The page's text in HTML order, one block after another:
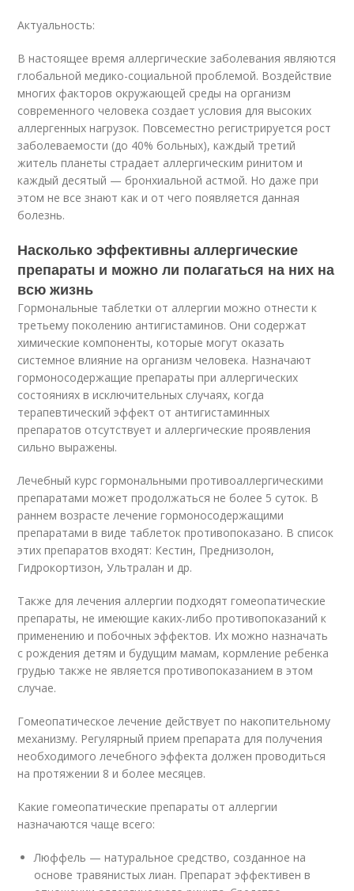
Актуальность:
В настоящее время аллергические заболевания являются
глобальной медико-социальной проблемой. Воздействие
многих факторов окружающей среды на организм
современного человека создает условия для высоких
аллергенных нагрузок. Повсеместно регистрируется рост
заболеваемости (до 40% больных), каждый третий
житель планеты страдает аллергическим ринитом и
каждый десятый — бронхиальной астмой. Но даже при
этом не все знают как и от чего появляется данная
болезнь.
Насколько эффективны аллергические
препараты и можно ли полагаться на них на
всю жизнь
Гормональные таблетки от аллергии можно отнести к
третьему поколению антигистаминов. Они содержат
химические компоненты, которые могут оказать
системное влияние на организм человека. Назначают
гормоносодержащие препараты при аллергических
состояниях в исключительных случаях, когда
терапевтический эффект от антигистаминных
препаратов отсутствует и аллергические проявления
сильно выражены.
Лечебный курс гормональными противоаллергическими
препаратами может продолжаться не более 5 суток. В
раннем возрасте лечение гормоносодержащими
препаратами в виде таблеток противопоказано. В список
этих препаратов входят: Кестин, Преднизолон,
Гидрокортизон, Ультралан и др.
Также для лечения аллергии подходят гомеопатические
препараты, не имеющие каких-либо противопоказаний к
применению и побочных эффектов. Их можно назначать
с рождения детям и будущим мамам, кормление ребенка
грудью также не является противопоказанием в этом
случае.
Гомеопатическое лечение действует по накопительному
механизму. Регулярный прием препарата для получения
необходимого лечебного эффекта должен проводиться
на протяжении 8 и более месяцев.
Какие гомеопатические препараты от аллергии
назначаются чаще всего:
Люффель — натуральное средство, созданное на
основе травянистых лиан. Препарат эффективен в